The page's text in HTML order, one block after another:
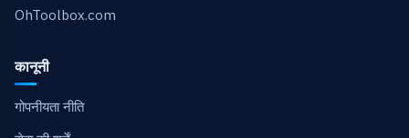
OhToolbox.com
कानूनी
गोपनीयता नीति